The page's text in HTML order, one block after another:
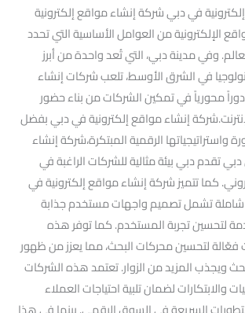
في دبي شركة إنشاء مواقع إلكترونية
الإلكترونية من العوامل الأساسية التي تحدد
وفي مدينة دبي، التي تُعد واحدة من أبرز
في الشرق الأوسط، تلعب شركات إنشاء
دوراً محورياً في تمكين الشركات من بناء حضور
إنشاء مواقع إلكترونية في دبي بفضل
واستراتيجياتها الرقمية المبتكرة،شركة إنشاء
تقدم دبي بيئة مثالية للشركات الراغبة في
كما تتميز شركة إنشاء مواقع إلكترونية في
شاملة تشمل تصميم واجهات مستخدم جذابة
لتحسين تجربة المستخدم. كما توفر هذه
فعّالة لتحسين محركات البحث، مما يعزز من ظهور
ويجذب المزيد من الزوار. تعتمد هذه الشركات
والابتكارات لضمان تلبية احتياجات العملاء